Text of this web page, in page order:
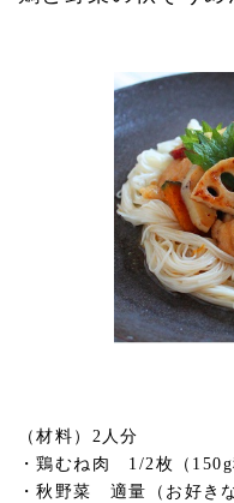
（材料）2人分
・鶏むね肉 1/2枚（
・秋野菜 適量（お好き